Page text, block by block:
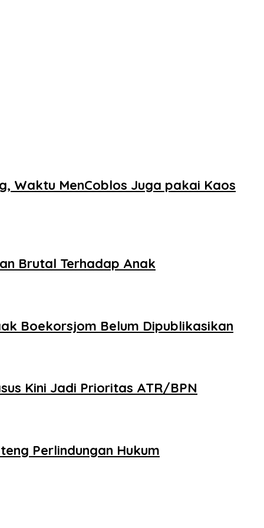
Waktu MenCoblos Juga pakai Kaos
Brutal Terhadap Anak
Boekorsjom Belum Dipublikasikan
Kini Jadi Prioritas ATR/BPN
Perlindungan Hukum